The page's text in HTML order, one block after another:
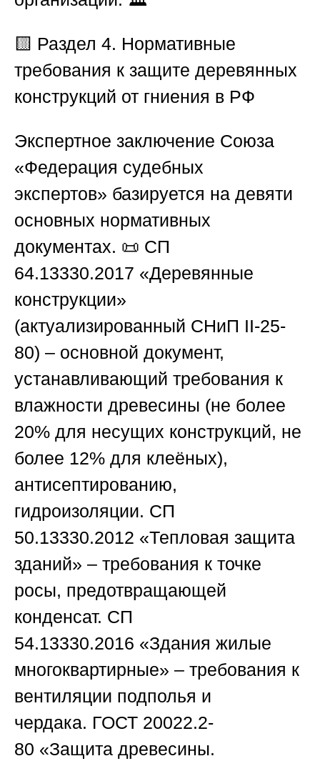
🟨 Раздел 4. Нормативные
требования к защите деревянных
конструкций от гниения в РФ
Экспертное заключение Союза
«Федерация судебных
экспертов» базируется на девяти
основных нормативных
документах. 📜 СП
64.13330.2017 «Деревянные
конструкции»
(актуализированный СНиП II-25-
80) – основной документ,
устанавливающий требования к
влажности древесины (не более
20% для несущих конструкций, не
более 12% для клеёных),
антисептированию,
гидроизоляции. СП
50.13330.2012 «Тепловая защита
зданий» – требования к точке
росы, предотвращающей
конденсат. СП
54.13330.2016 «Здания жилые
многоквартирные» – требования к
вентиляции подполья и
чердака. ГОСТ 20022.2-
80 «Защита древесины.